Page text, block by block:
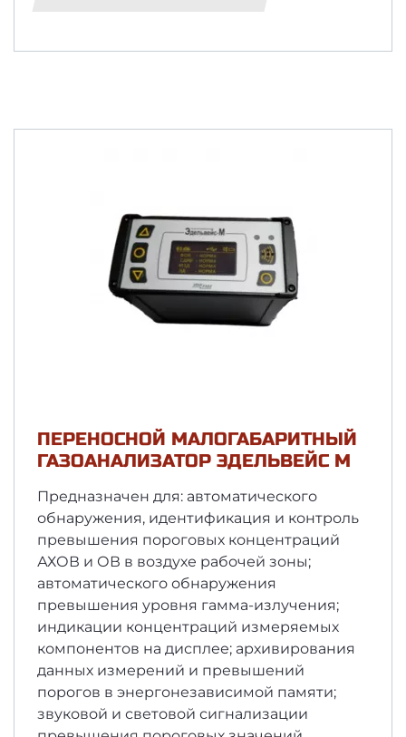
ПЕРЕНОСНОЙ МАЛОГАБАРИТНЫЙ
ГАЗОАНАЛИЗАТОР ЭДЕЛЬВЕЙС М
Предназначен для: автоматического
обнаружения, идентификация и контроль
превышения пороговых концентраций
АХОВ и ОВ в воздухе рабочей зоны;
автоматического обнаружения
превышения уровня гамма-­излучения;
индикации концентраций измеряемых
компонентов на дисплее; архивирования
данных измерений и превышений
порогов в энергонезависимой памяти;
звуковой и световой сигнализации